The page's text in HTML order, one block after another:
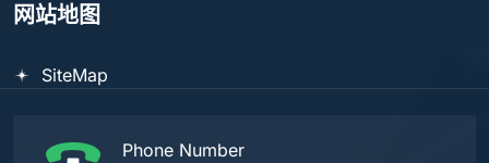
网站地图
SiteMap
Phone Number